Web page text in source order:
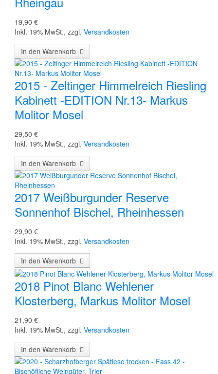
19,90 €
Inkl. 19% MwSt., zzgl. Versandkosten
In den Warenkorb
2015 - Zeltinger Himmelreich Riesling
Kabinett -EDITION Nr.13- Markus
Molitor Mosel
29,50 €
Inkl. 19% MwSt., zzgl. Versandkosten
In den Warenkorb
2017 Weißburgunder Reserve
Sonnenhof Bischel, Rheinhessen
29,90 €
Inkl. 19% MwSt., zzgl. Versandkosten
In den Warenkorb
2018 Pinot Blanc Wehlener
Klosterberg, Markus Molitor Mosel
21,90 €
Inkl. 19% MwSt., zzgl. Versandkosten
In den Warenkorb